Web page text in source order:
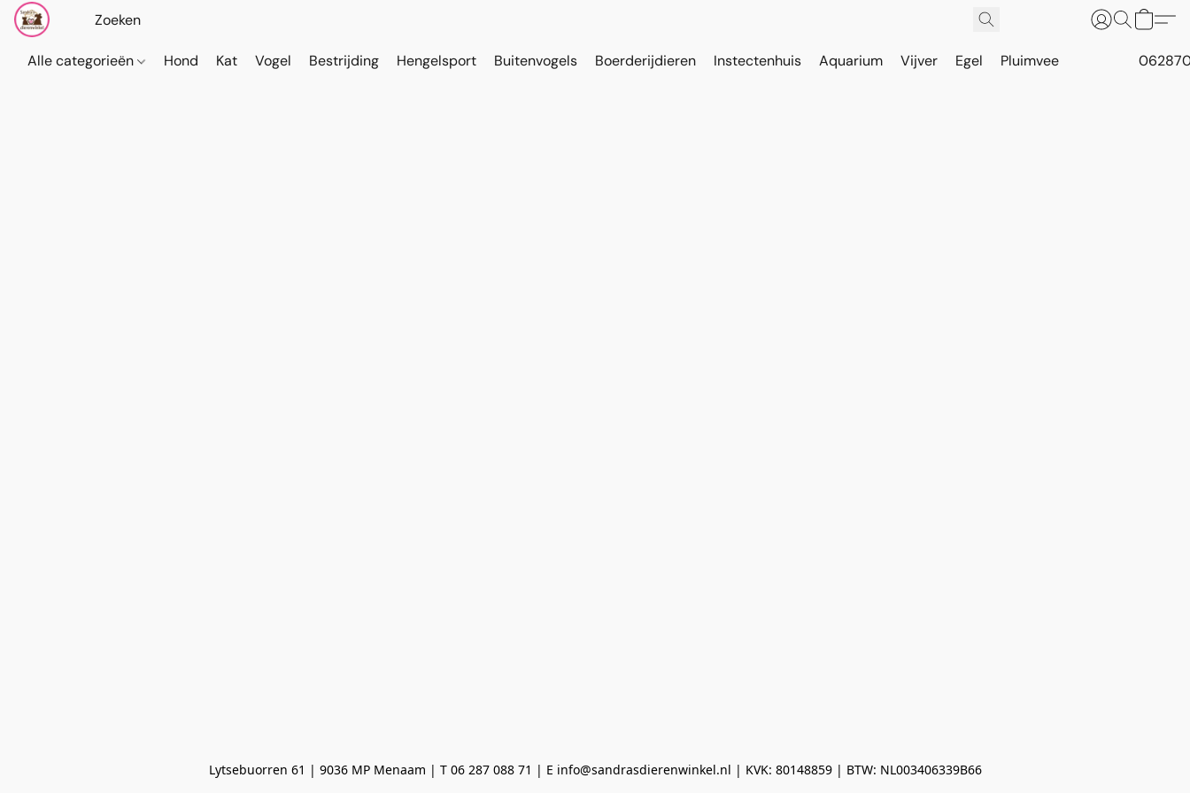
Alle categorieën Hond Kat Vogel Bestrijding Hengelsport Buitenvogels Boerderijdieren Instectenhuis Aquarium Vijver Egel Pluimvee
Lytsebuorren 61 | 9036 MP Menaam | T 06 287 088 71 | E info@sandrasdierenwinkel.nl | KVK: 80148859 | BTW: NL003406339B66